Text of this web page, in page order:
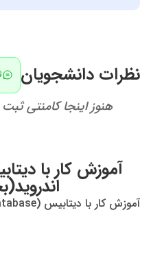
نظرات دانشجویان
هنوز اینجا کامنتی
آموزش کار با دیتابیس (Database) در اندروید(بخش اول)